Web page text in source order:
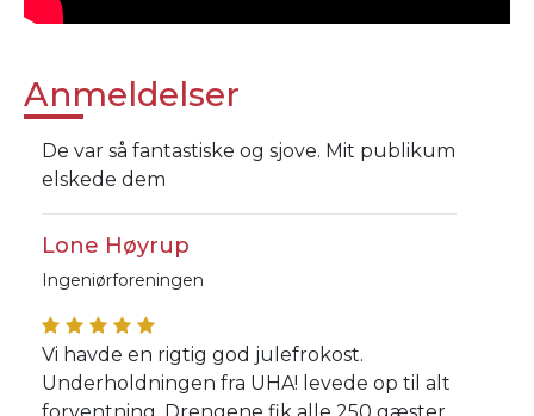
Anmeldelser
De var så fantastiske og sjove. Mit publikum
elskede dem
Lone Høyrup
Ingeniørforeningen
Vi havde en rigtig god julefrokost.
Underholdningen fra UHA! levede op til alt